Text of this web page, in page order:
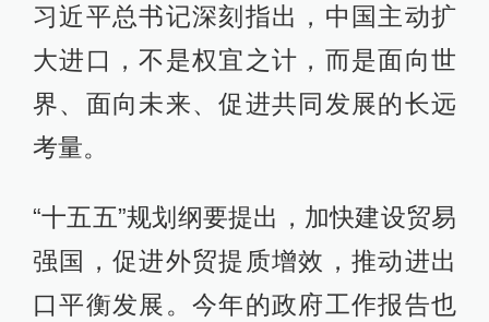
习近平总书记深刻指出，中国主动扩
大进口，不是权宜之计，而是面向世
界、面向未来、促进共同发展的长远
考量。
“十五五”规划纲要提出，加快建设贸易
强国，促进外贸提质增效，推动进出
口平衡发展。今年的政府工作报告也